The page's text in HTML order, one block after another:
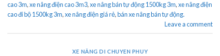
cao 3m,xe nâng điện cao 3m3,xe nâng bán tự động 1500kg 3m,xe nâng điện
cao đi bộ 1500kg 3m,xe nâng điện giá rẻ,bán xe nâng bán tự động.
Leave a comment
XE NÂNG DI CHUYEN PHUY